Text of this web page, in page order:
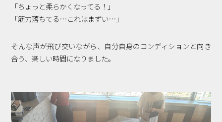
「ちょっと柔らかくなってる！」
「筋力落ちてる…これはまずい…」
そんな声が飛び交いながら、自分自身のコンディションと向き
合う、楽しい時間になりました。